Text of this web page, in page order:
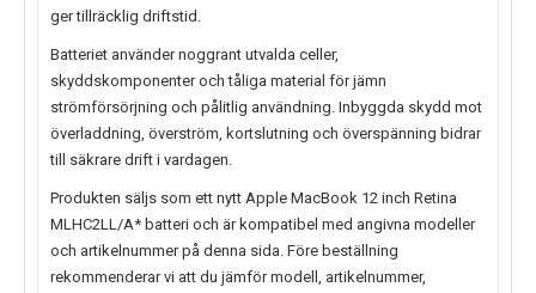
ger tillräcklig driftstid.
Batteriet använder noggrant utvalda celler,
skyddskomponenter och tåliga material för jämn
strömförsörjning och pålitlig användning. Inbyggda skydd mot
överladdning, överström, kortslutning och överspänning bidrar
till säkrare drift i vardagen.
Produkten säljs som ett nytt Apple MacBook 12 inch Retina
MLHC2LL/A* batteri och är kompatibel med angivna modeller
och artikelnummer på denna sida. Före beställning
rekommenderar vi att du jämför modell, artikelnummer,